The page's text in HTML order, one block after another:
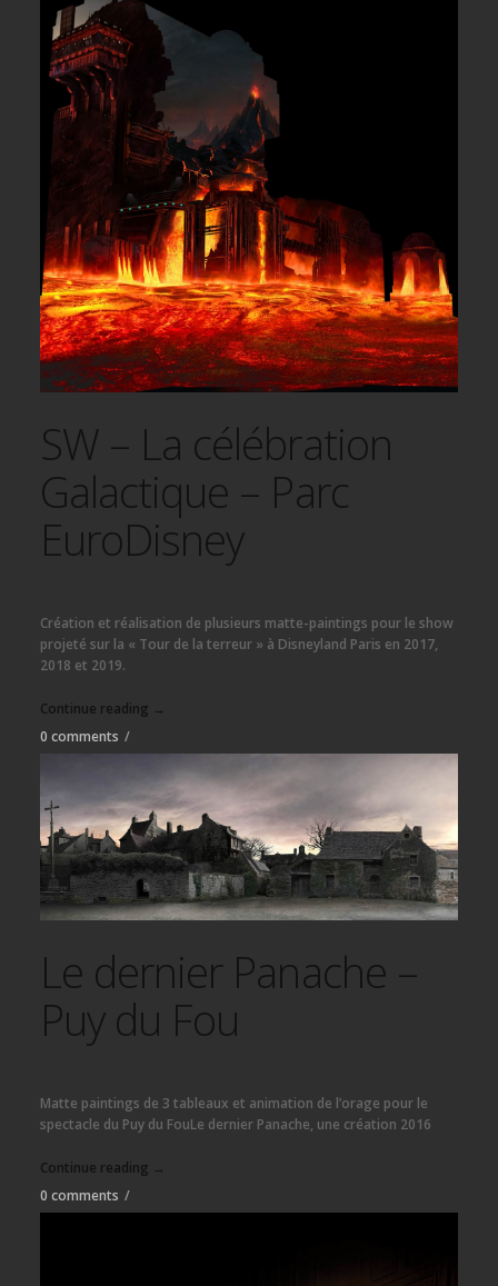
SW – La célébration
Galactique – Parc
EuroDisney
Création et réalisation de plusieurs matte-paintings pour le show
projeté sur la « Tour de la terreur » à Disneyland Paris en 2017,
2018 et 2019.
Continue reading →
0 comments /
Le dernier Panache –
Puy du Fou
Matte paintings de 3 tableaux et animation de l’orage pour le
spectacle du Puy du FouLe dernier Panache, une création 2016
Continue reading →
0 comments /